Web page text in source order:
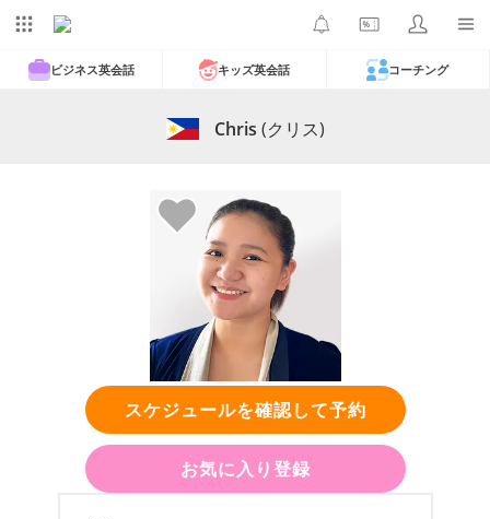
ビジネス英会話 キッズ英会話 コーチング
Chris (クリス)
スケジュールを確認して予約
お気に入り登録